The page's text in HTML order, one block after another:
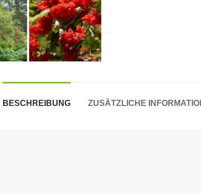
BESCHREIBUNG ZUSÄTZLICHE